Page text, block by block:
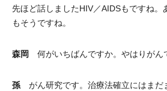
先ほど話しましたHIV／AIDSもですね。
もそうですね。
森岡 何がいちばんですか。やはりがん
孫 がん研究です。治療法確立にはまだ